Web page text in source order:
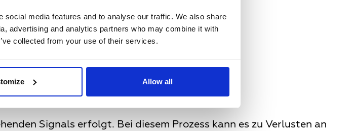
media features and to analyse our traffic. We also share
advertising and analytics partners who may combine it with
collected from your use of their services.
Allow all
Art und Weise statt:
und Decoder -->
Signals erfolgt. Bei diesem Prozess kann es zu Verlusten an